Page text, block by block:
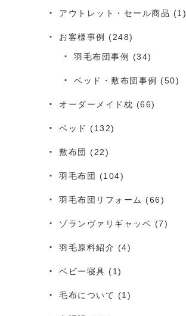
アウトレット・セール商品 (1)
お客様事例 (248)
羽毛布団事例 (34)
ベッド・敷布団事例 (50)
オーダーメイド枕 (66)
ベッド (132)
敷布団 (22)
羽毛布団 (104)
羽毛布団リフォーム (66)
ゾランヴァリギャッベ (7)
羽毛原料紹介 (4)
ベビー寝具 (1)
毛布について (1)